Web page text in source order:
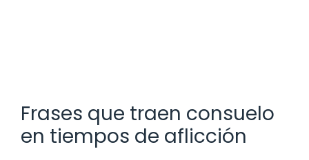
Frases que traen consuelo
en tiempos de aflicción